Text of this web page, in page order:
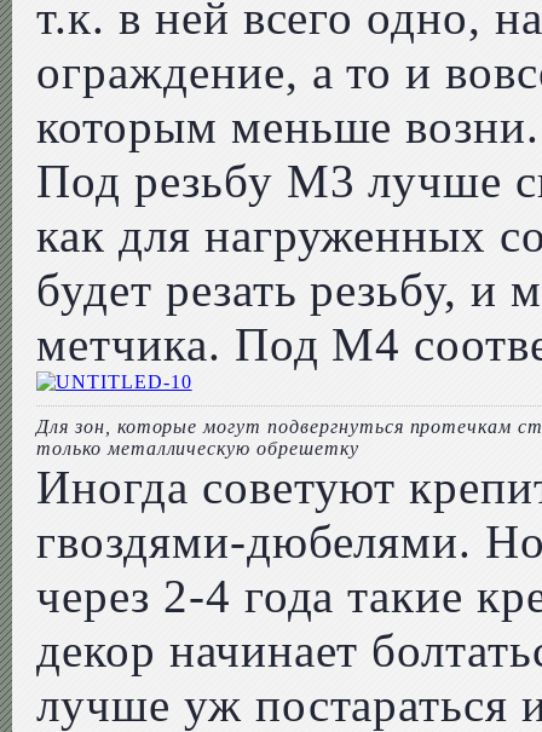
т.к. в ней всего одно,
ограждение, а то и
которым меньше возни.
Под резьбу М3 лучше
как для нагруженных
будет резать резьбу,
метчика. Под М4
Для зон, которые могут подвергнуться протечкам
только металлическую обрешетку
Иногда советуют
гвоздями-дюбелями.
через 2-4 года такие
декор начинает
лучше уж постараться